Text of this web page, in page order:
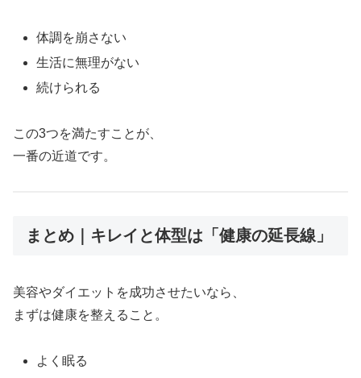
体調を崩さない
生活に無理がない
続けられる
この3つを満たすことが、
一番の近道です。
まとめ｜キレイと体型は「健康の延長線」
美容やダイエットを成功させたいなら、
まずは健康を整えること。
よく眠る